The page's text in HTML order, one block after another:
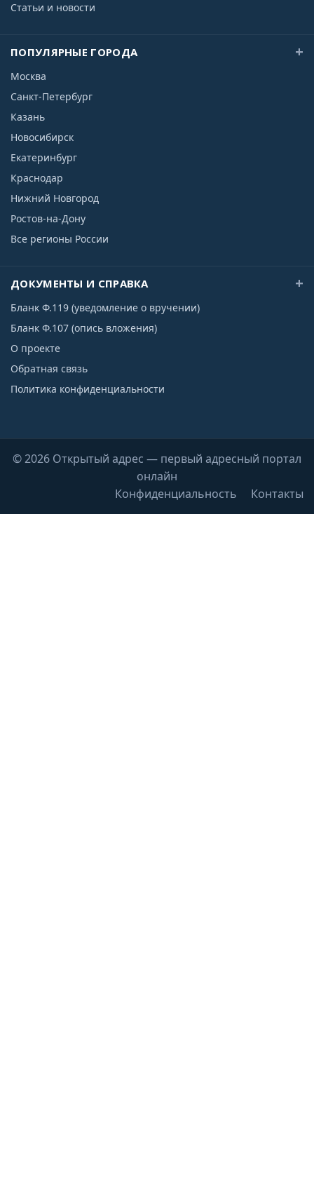
Статьи и новости
ПОПУЛЯРНЫЕ ГОРОДА
Москва
Санкт-Петербург
Казань
Новосибирск
Екатеринбург
Краснодар
Нижний Новгород
Ростов-на-Дону
Все регионы России
ДОКУМЕНТЫ И СПРАВКА
Бланк Ф.119 (уведомление о вручении)
Бланк Ф.107 (опись вложения)
О проекте
Обратная связь
Политика конфиденциальности
© 2026 Открытый адрес — первый адресный портал
онлайн
Конфиденциальность
Контакты